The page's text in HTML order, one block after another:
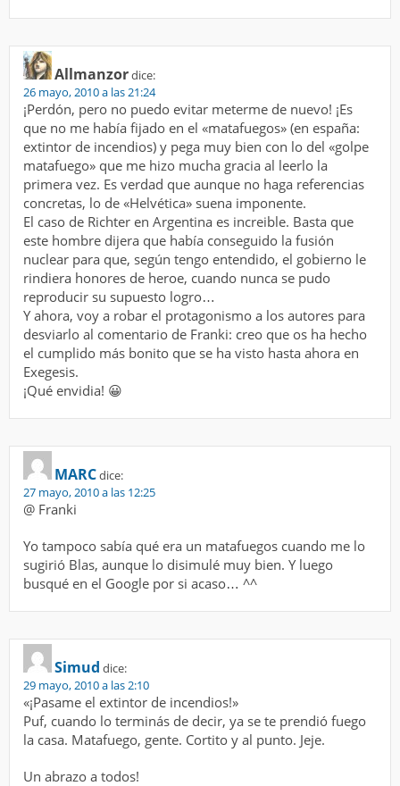
Allmanzordice:
26 mayo, 2010 a las 21:24
¡Perdón, pero no puedo evitar meterme de nuevo! ¡Es
que no me había fijado en el «matafuegos» (en españa:
extintor de incendios) y pega muy bien con lo del «golpe
matafuego» que me hizo mucha gracia al leerlo la
primera vez. Es verdad que aunque no haga referencias
concretas, lo de «Helvética» suena imponente.
El caso de Richter en Argentina es increible. Basta que
este hombre dijera que había conseguido la fusión
nuclear para que, según tengo entendido, el gobierno le
rindiera honores de heroe, cuando nunca se pudo
reproducir su supuesto logro…
Y ahora, voy a robar el protagonismo a los autores para
desviarlo al comentario de Franki: creo que os ha hecho
el cumplido más bonito que se ha visto hasta ahora en
Exegesis.
¡Qué envidia! 😀
MARCdice:
27 mayo, 2010 a las 12:25
@ Franki
Yo tampoco sabía qué era un matafuegos cuando me lo
sugirió Blas, aunque lo disimulé muy bien. Y luego
busqué en el Google por si acaso… ^^
Simud dice:
29 mayo, 2010 a las 2:10
«¡Pasame el extintor de incendios!»
Puf, cuando lo terminás de decir, ya se te prendió fuego
la casa. Matafuego, gente. Cortito y al punto. Jeje.
Un abrazo a todos!